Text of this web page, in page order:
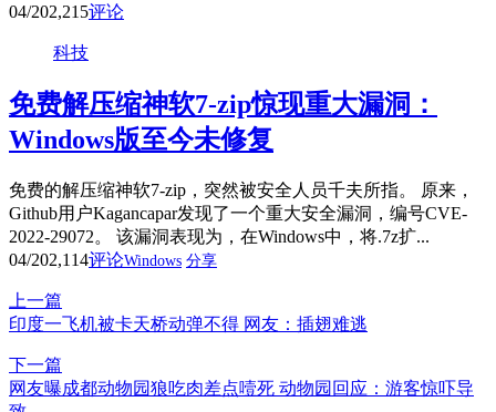
04/202,215评论
科技
免费解压缩神软7-zip惊现重大漏洞：
Windows版至今未修复
免费的解压缩神软7-zip，突然被安全人员千夫所指。 原来，
Github用户Kagancapar发现了一个重大安全漏洞，编号CVE-
2022-29072。 该漏洞表现为，在Windows中，将.7z扩...
04/202,114评论Windows 分享
上一篇
印度一飞机被卡天桥动弹不得 网友：插翅难逃
下一篇
网友曝成都动物园狼吃肉差点噎死 动物园回应：游客惊吓导